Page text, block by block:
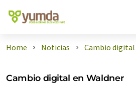
Home Noticias Cambio digital
Cambio digital en Waldner